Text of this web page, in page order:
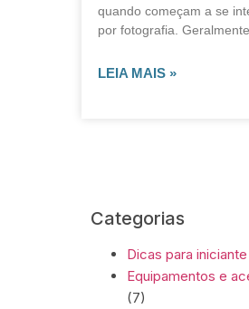
quando começam a se
por fotografia. Geralmente
LEIA MAIS »
Categorias
Dicas para iniciante
Equipamentos e
(7)